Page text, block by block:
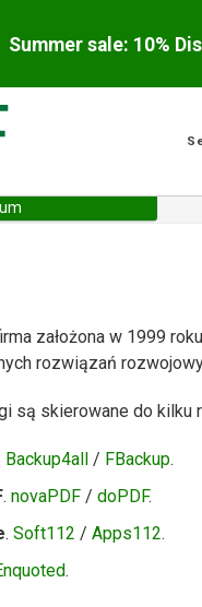
Summer sale: 10%
założona w 1999
rozwiązań
są skierowane do kilku
Backup4all / FBackup.
. novaPDF / doPDF.
. Soft112 / Apps112.
.